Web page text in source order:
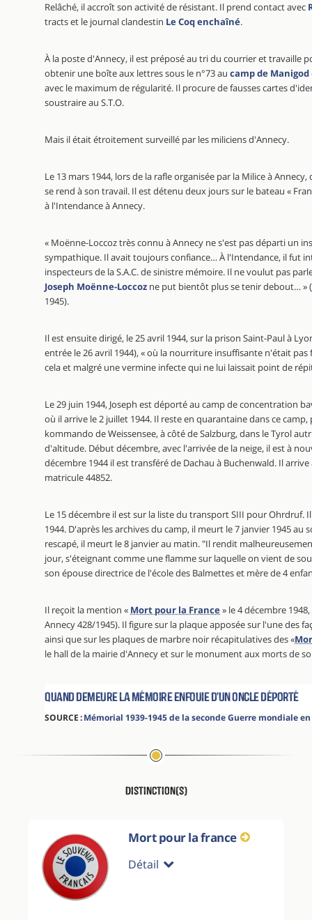
Relâché, il accroît son activité de résistant. Il prend contact avec
tracts et le journal clandestin Le Coq enchaîné.
À la poste d'Annecy, il est préposé au tri du courrier et travaille
obtenir une boîte aux lettres sous le n°73 au camp de Manigod
avec le maximum de régularité. Il procure de fausses cartes
soustraire au S.T.O.
Mais il était étroitement surveillé par les miliciens d'Annecy.
Le 13 mars 1944, lors de la rafle organisée par la Milice à
se rend à son travail. Il est détenu deux jours sur le bateau «
à l'Intendance à Annecy.
« Moënne-Loccoz très connu à Annecy ne s'est pas départi un
sympathique. Il avait toujours confiance… À l'Intendance, il fut
inspecteurs de la S.A.C. de sinistre mémoire. Il ne voulut pas
Joseph Moënne-Loccoz ne put bientôt plus se tenir debout… »
1945).
Il est ensuite dirigé, le 25 avril 1944, sur la prison Saint-Paul à
entrée le 26 avril 1944), « où la nourriture insuffisante n'était
cela et malgré une vermine infecte qui ne lui laissait point de
Le 29 juin 1944, Joseph est déporté au camp de concentration
où il arrive le 2 juillet 1944. Il reste en quarantaine dans ce
kommando de Weissensee, à côté de Salzburg, dans le Tyrol
d'altitude. Début décembre, avec l'arrivée de la neige, il est à
décembre 1944 il est transféré de Dachau à Buchenwald. Il
matricule 44852.
Le 15 décembre il est sur la liste du transport SIII pour Ohrdruf.
1944. D'après les archives du camp, il meurt le 7 janvier 1945 au
rescapé, il meurt le 8 janvier au matin. "Il rendit
jour, s'éteignant comme une flamme sur laquelle on vient de
son épouse directrice de l'école des Balmettes et mère de 4
Il reçoit la mention « Mort pour la France» le 4 décembre
Annecy 428/1945). Il figure sur la plaque apposée sur l'une des
ainsi que sur les plaques de marbre noir récapitulatives des «
le hall de la mairie d'Annecy et sur le monument aux morts de
Quand demeure la mémoire enfouie d'un oncle déporté
SOURCE :Mémorial 1939-1945 de la seconde Guerre mondiale
Distinction(s)
Mort pour la france
Détail